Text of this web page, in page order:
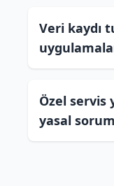
Veri kaydı
Özel
yasal